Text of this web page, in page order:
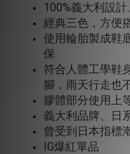
100%義大利設
經典三色，方便
使用輪胎製成鞋
保
符合人體工學鞋
腳，雨天行走也
膠體部分使用上
義大利品牌、日
曾受到日本指標
IG爆紅單品